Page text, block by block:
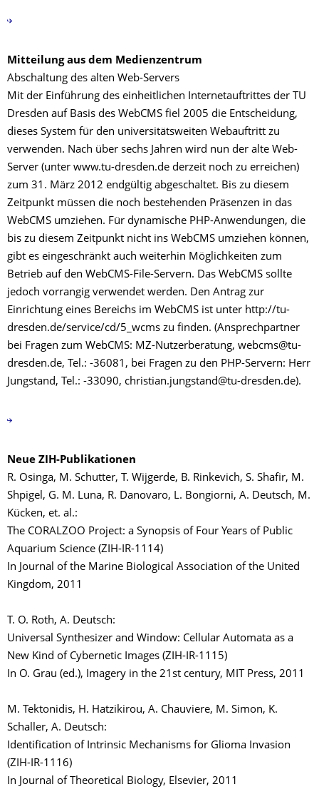
Mitteilung aus dem Medienzentrum
Abschaltung des alten Web-Servers
Mit der Einführung des einheitlichen Internetauftrittes der TU
Dresden auf Basis des WebCMS fiel 2005 die Entscheidung,
dieses System für den universitätsweiten Webauftritt zu
verwenden. Nach über sechs Jahren wird nun der alte Web-
Server (unter www.tu-dresden.de derzeit noch zu erreichen)
zum 31. März 2012 endgültig abgeschaltet. Bis zu diesem
Zeitpunkt müssen die noch bestehenden Präsenzen in das
WebCMS umziehen. Für dynamische PHP-Anwendungen, die
bis zu diesem Zeitpunkt nicht ins WebCMS umziehen können,
gibt es eingeschränkt auch weiterhin Möglichkeiten zum
Betrieb auf den WebCMS-File-Servern. Das WebCMS sollte
jedoch vorrangig verwendet werden. Den Antrag zur
Einrichtung eines Bereichs im WebCMS ist unter http://tu-
dresden.de/service/cd/5_wcms zu finden. (Ansprechpartner
bei Fragen zum WebCMS: MZ-Nutzerberatung, webcms@tu-
dresden.de, Tel.: -36081, bei Fragen zu den PHP-Servern: Herr
Jungstand, Tel.: -33090, christian.jungstand@tu-dresden.de).
Neue ZIH-Publikationen
R. Osinga, M. Schutter, T. Wijgerde, B. Rinkevich, S. Shafir, M.
Shpigel, G. M. Luna, R. Danovaro, L. Bongiorni, A. Deutsch, M.
Kücken, et. al.:
The CORALZOO Project: a Synopsis of Four Years of Public
Aquarium Science (ZIH-IR-1114)
In Journal of the Marine Biological Association of the United
Kingdom, 2011
T. O. Roth, A. Deutsch:
Universal Synthesizer and Window: Cellular Automata as a
New Kind of Cybernetic Images (ZIH-IR-1115)
In O. Grau (ed.), Imagery in the 21st century, MIT Press, 2011
M. Tektonidis, H. Hatzikirou, A. Chauviere, M. Simon, K.
Schaller, A. Deutsch:
Identification of Intrinsic Mechanisms for Glioma Invasion
(ZIH-IR-1116)
In Journal of Theoretical Biology, Elsevier, 2011